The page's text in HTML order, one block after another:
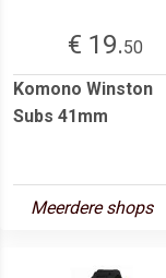
€ 19.50
Komono Winston
Subs 41mm
Meerdere shops